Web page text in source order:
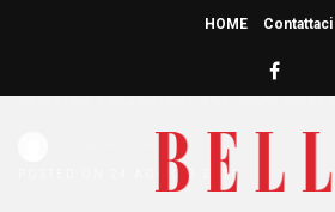
HOME Contattaci
Bella Hadid, la
POSTED ON 24 AGOSTO 2016